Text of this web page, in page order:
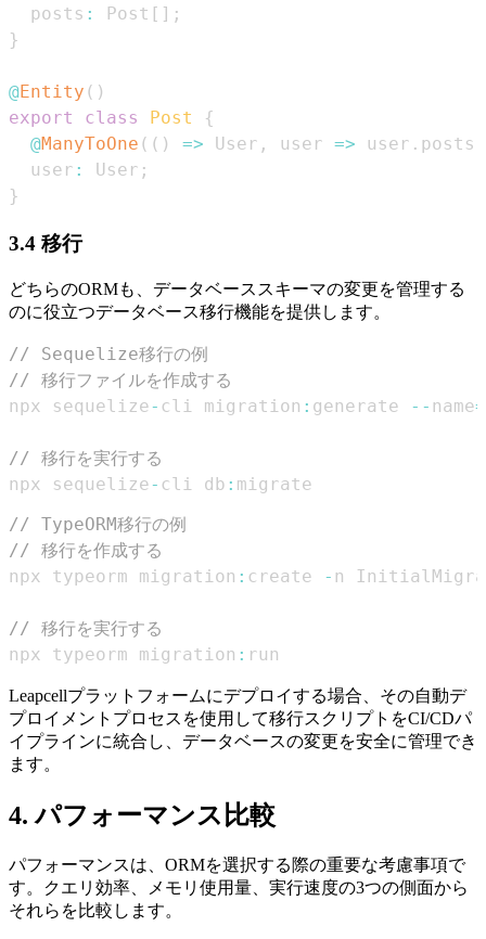
  posts
: Post [ ] ;
}
@Entity ( )
export
class Post
{
@ManyToOne ( ( ) => User , user => user . posts
  user
: User ;
}
3.4 移行
どちらのORMも、データベーススキーマの変更を管理する
のに役立つデータベース移行機能を提供します。
// Sequelize移行の例
// 移行ファイルを作成する
npx sequelize- cli migration : generate -- name=
// 移行を実行する
npx sequelize- cli db : migrate
// TypeORM移行の例
// 移行を作成する
npx typeorm migration : create - n
// 移行を実行する
npx typeorm migration : run
Leapcellプラットフォームにデプロイする場合、その自動デ
プロイメントプロセスを使用して移行スクリプトをCI/CDパ
イプラインに統合し、データベースの変更を安全に管理でき
ます。
4. パフォーマンス比較
パフォーマンスは、ORMを選択する際の重要な考慮事項で
す。クエリ効率、メモリ使用量、実行速度の3つの側面から
それらを比較します。